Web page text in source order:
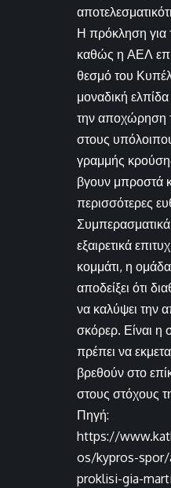
Η πρόκληση για
καθώς η ΑΕΛ
θεσμό του
μοναδική
την αποχώρηση
στους
γραμμής
βγουν μπροστά
περισσότερες
εξαιρετικά
κομμάτι, η
αποδείξει ότι
να καλύψει την
σκόρερ. Είναι η
πρέπει να
βρεθούν στο
στους στόχους
Πηγή:
https://
os/kypros-
proklisi-gia-